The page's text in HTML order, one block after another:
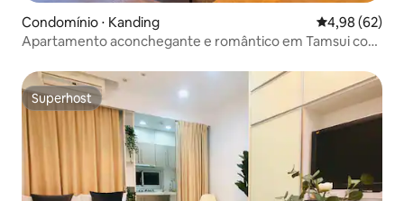
Condomínio ⋅ Kanding 4,98 de uma
4,98 (62)
Apartamento aconchegante e romântico em Tamsui com
Superhost
Superhost